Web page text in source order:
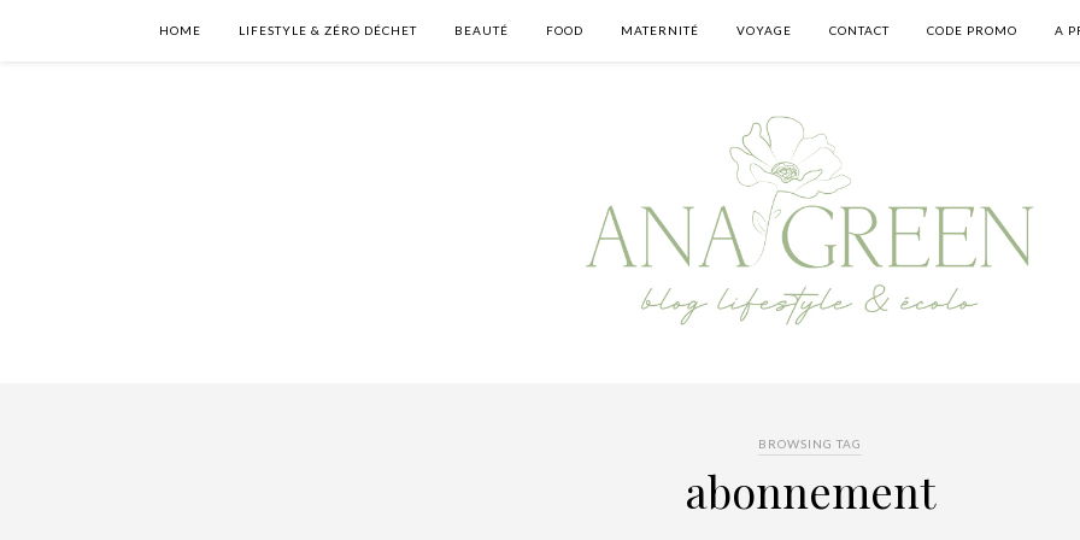
HOME LIFESTYLE & ZÉRO DÉCHET BEAUTÉ FOOD MATERNITÉ VOYAGE CONTACT CODE PROMO A
BROWSING TAG
abonnement